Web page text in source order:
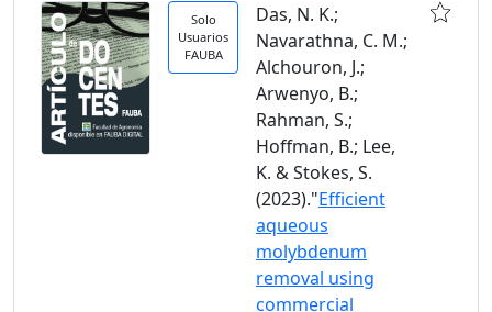
Solo
Usuarios
FAUBA
Das, N. K.;
Navarathna, C. M.;
Alchouron, J.;
Arwenyo, B.;
Rahman, S.;
Hoffman, B.; Lee,
K. & Stokes, S.
(2023)."Efficient
aqueous
molybdenum
removal using
commercial